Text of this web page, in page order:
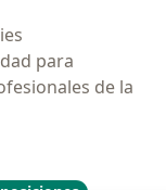
para
de la